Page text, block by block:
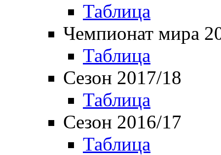
Таблица
Чемпионат мира
Таблица
Сезон 2017/18
Таблица
Сезон 2016/17
Таблица